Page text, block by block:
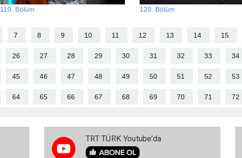
119. Bölüm 120. Bölüm
7 8 9 10 11 12 13 14 15
26 27 28 29 30 31 32 33 34
45 46 47 48 49 50 51 52 53
64 65 66 67 68 69 70 71 72
TRT TÜRK Youtube’da